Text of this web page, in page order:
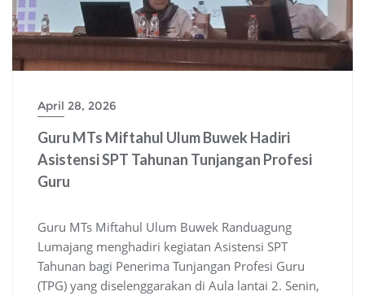
April 28, 2026
Guru MTs Miftahul Ulum Buwek Hadiri
Asistensi SPT Tahunan Tunjangan Profesi
Guru
Guru MTs Miftahul Ulum Buwek Randuagung
Lumajang menghadiri kegiatan Asistensi SPT
Tahunan bagi Penerima Tunjangan Profesi Guru
(TPG) yang diselenggarakan di Aula lantai 2. Senin,